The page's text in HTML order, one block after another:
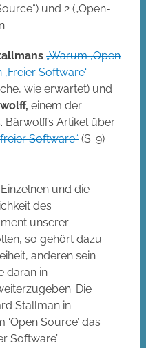
und 2 („Open-
„Warum ‚Open
Software‘
wie erwartet) und
einem der
Bärwolffs Artikel über
Software“(S. 9)
und die
des
unserer
so gehört dazu
anderen sein
daran in
Die
Stallman in
‘Open Source’ das
Software’